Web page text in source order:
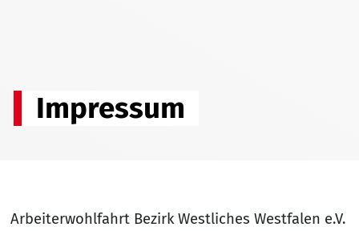
Impressum
Arbeiterwohlfahrt Bezirk Westliches Westfalen e.V.